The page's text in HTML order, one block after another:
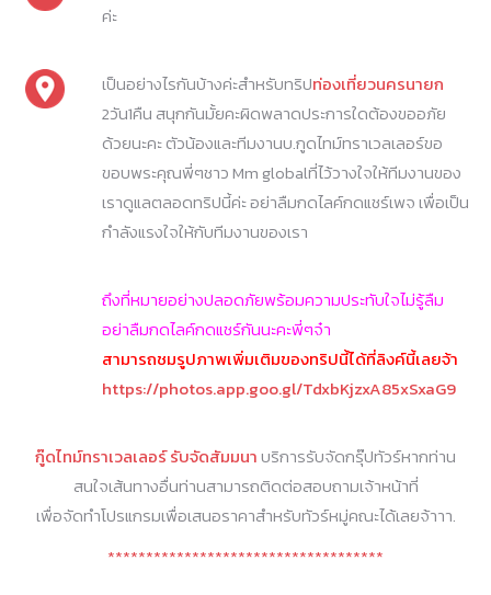
ค่ะ
เป็นอย่างไรกันบ้างค่ะสำหรับทริปท่องเที่ยวนครนายก
2วัน1คืน สนุกกันมั้ยคะผิดพลาดประการใดต้องขออภัย
ด้วยนะคะ ตัวน้องและทีมงานบ.กูดไทม์ทราเวลเลอร์ขอ
ขอบพระคุณพี่ๆชาว Mm globalที่ไว้วางใจให้ทีมงานของ
เราดูแลตลอดทริปนี้ค่ะ อย่าลืมกดไลค์กดแชร์เพจ เพื่อเป็น
กำลังแรงใจให้กับทีมงานของเรา
ถึงที่หมายอย่างปลอดภัยพร้อมความประทับใจไม่รู้ลืม
อย่าลืมกดไลค์กดแชร์กันนะคะพี่ๆจ๋า
สามารถชมรูปภาพเพิ่มเติมของทริปนี้ได้ที่ลิงค์นี้เลยจ้า
https://photos.app.goo.gl/TdxbKjzxA85xSxaG9
กู๊ดไทม์ทราเวลเลอร์ รับจัดสัมมนาบริการรับจัดกรุ๊ปทัวร์หากท่าน
สนใจเส้นทางอื่นท่านสามารถติดต่อสอบถามเจ้าหน้าที่
เพื่อจัดทำโปรแกรมเพื่อเสนอราคาสำหรับทัวร์หมู่คณะได้เลยจ้าาา.
************************************